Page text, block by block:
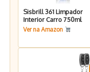
Sisbrill 361 Limpador
Interior Carro 750ml
Ver na Amazon